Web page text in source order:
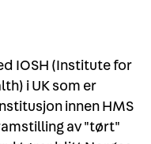
IOSH (Institute for
i UK som er
innen HMS
av "tørt"